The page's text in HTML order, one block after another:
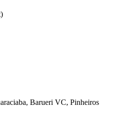
Barueri VC, Pinheiros